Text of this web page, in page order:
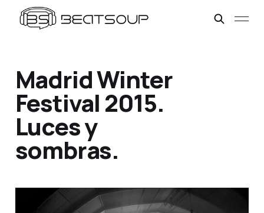
Madrid Winter
Festival 2015.
Luces y
sombras.